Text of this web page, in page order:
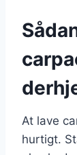
At lave
hurtigt.